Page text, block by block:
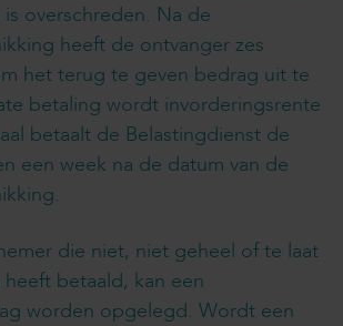
overschreden. Na de
heeft de ontvanger zes
het terug te geven bedrag uit te
betaling wordt invorderingsrente
betaalt de Belastingdienst de
een week na de datum van de
die niet, niet geheel of te laat
betaald, kan een
worden opgelegd. Wordt een